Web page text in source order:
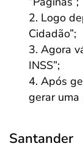
Logo
Cidadão”;
Agora
INSS”;
Após
gerar uma
Santander